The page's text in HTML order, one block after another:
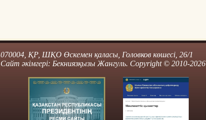
070004, ҚР, ШҚО Өскемен қаласы, Головков көшесі, 26/1
Сайт әкімгері: Бекниязқызы Жангуль. Copyright © 2010-2026